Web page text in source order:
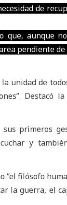
de
que, aunque
pendiente
unidad de
Destacó
sus primeros
y
“el filósofo
la guerra, el